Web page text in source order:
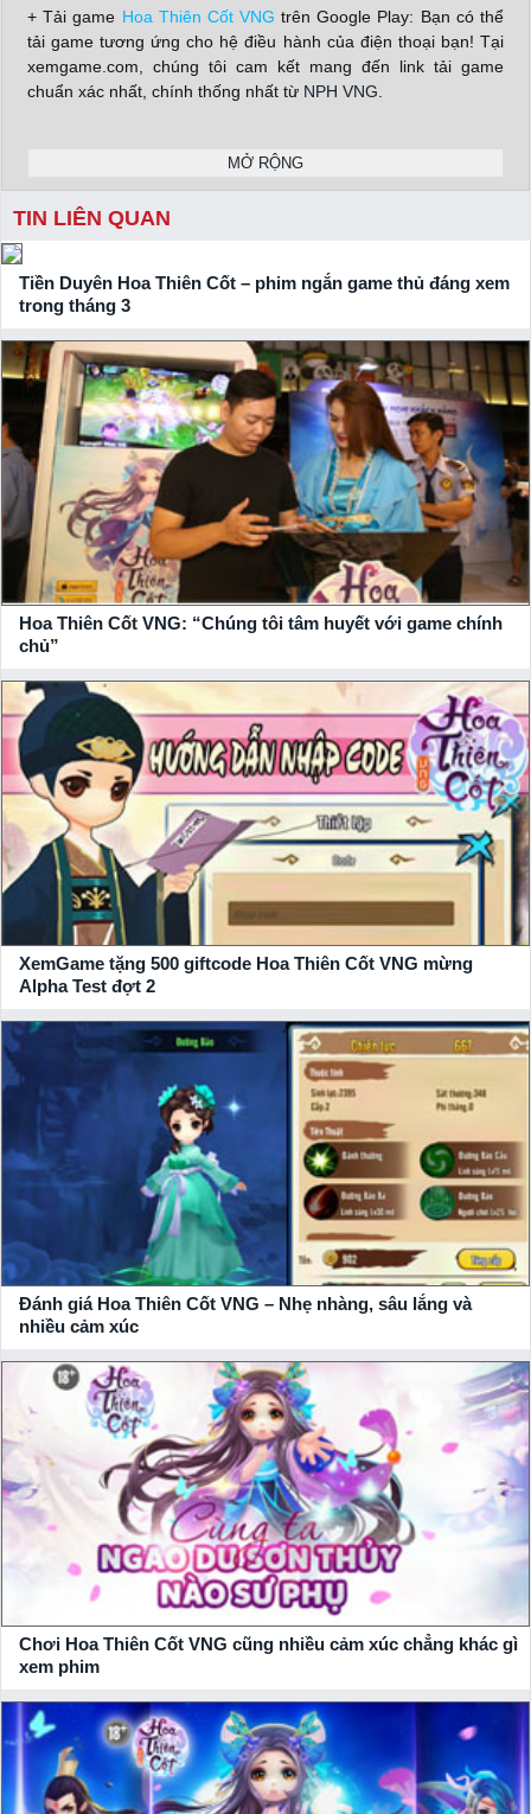
+ Tải game Hoa Thiên Cốt VNG trên Google Play: Bạn có thể
tải game tương ứng cho hệ điều hành của điện thoại bạn! Tại
xemgame.com, chúng tôi cam kết mang đến link tải game
chuẩn xác nhất, chính thống nhất từ NPH VNG
tải game tương ứng cho hệ điều hành của điện thoại bạn! Tại
chuẩn xác nhất, chính thống nhất từ
bạn! Tại xemgame.com, chúng tôi cam kết mang đến link tải
game chuẩn xác nhất, chính thống nhất từ
Nhận giftcode game Hoa Thiên Cốt VNG siêu giá trị
Hãy đồng hành cùng xemgame.com để cập nhật những thông
tin mới nhất về tựa game này và đồng thời thu về thật nhiều
giftcode, vip codegame giá trị từ NPH VNG gửi tặng.
MỞ RỘNG
TIN LIÊN QUAN
Tiền Duyên Hoa Thiên Cốt – phim ngắn game thủ đáng xem
trong tháng 3
Hoa Thiên Cốt VNG: “Chúng tôi tâm huyết với game chính
chủ”
XemGame tặng 500 giftcode Hoa Thiên Cốt VNG mừng
Alpha Test đợt 2
Đánh giá Hoa Thiên Cốt VNG – Nhẹ nhàng, sâu lắng và
nhiều cảm xúc
Chơi Hoa Thiên Cốt VNG cũng nhiều cảm xúc chẳng khác gì
xem phim